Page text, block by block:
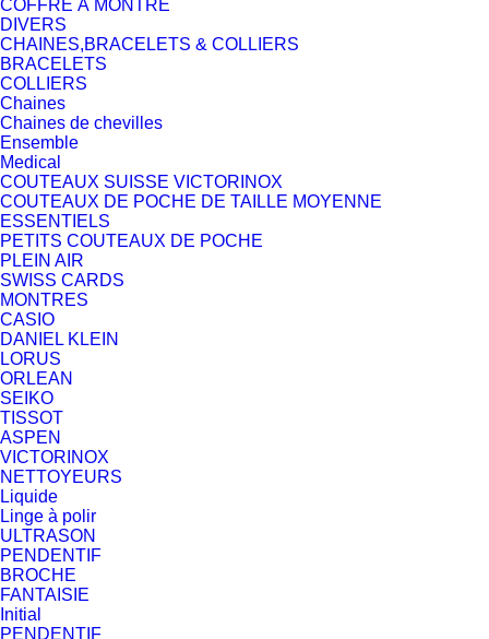
COFFRE À MONTRE
DIVERS
CHAINES,BRACELETS & COLLIERS
BRACELETS
COLLIERS
Chaines
Chaines de chevilles
Ensemble
Medical
COUTEAUX SUISSE VICTORINOX
COUTEAUX DE POCHE DE TAILLE MOYENNE
ESSENTIELS
PETITS COUTEAUX DE POCHE
PLEIN AIR
SWISS CARDS
MONTRES
CASIO
DANIEL KLEIN
LORUS
ORLEAN
SEIKO
TISSOT
ASPEN
VICTORINOX
NETTOYEURS
Liquide
Linge à polir
ULTRASON
PENDENTIF
BROCHE
FANTAISIE
Initial
PENDENTIF